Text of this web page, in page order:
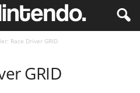
Race Driver GRID
GRID